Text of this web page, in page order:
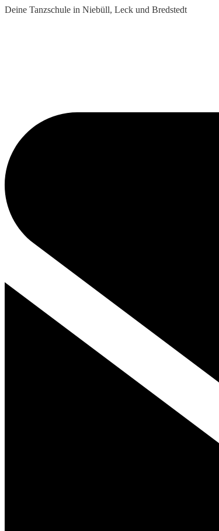
Deine Tanzschule in Niebüll, Leck und Bredstedt